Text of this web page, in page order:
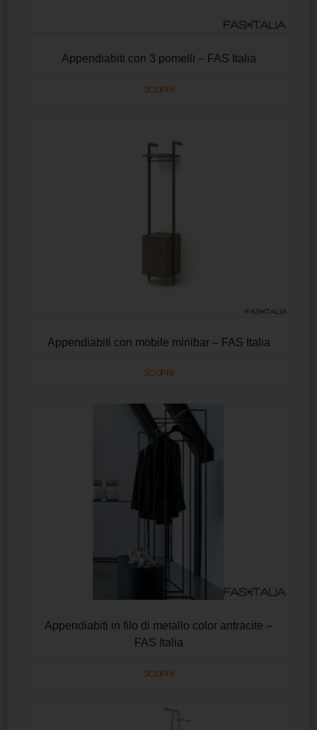
Appendiabiti con 3 pomelli – FAS Italia
SCOPRI
Appendiabiti con mobile minibar – FAS Italia
SCOPRI
Appendiabiti in filo di metallo color antracite –
FAS Italia
SCOPRI